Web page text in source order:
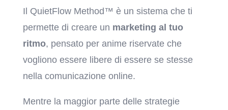
Il QuietFlow Method™ è un sistema che ti
permette di creare un marketing al tuo
ritmo, pensato per anime riservate che
vogliono essere libere di essere se stesse
nella comunicazione online.
Mentre la maggior parte delle strategie